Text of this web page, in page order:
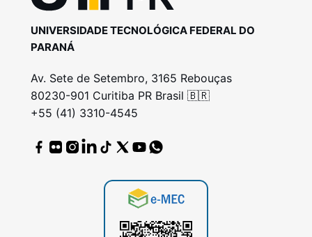
UNIVERSIDADE TECNOLÓGICA FEDERAL DO
PARANÁ
Av. Sete de Setembro, 3165 Rebouças
80230-901 Curitiba PR Brasil 🇧🇷
+55 (41) 3310-4545